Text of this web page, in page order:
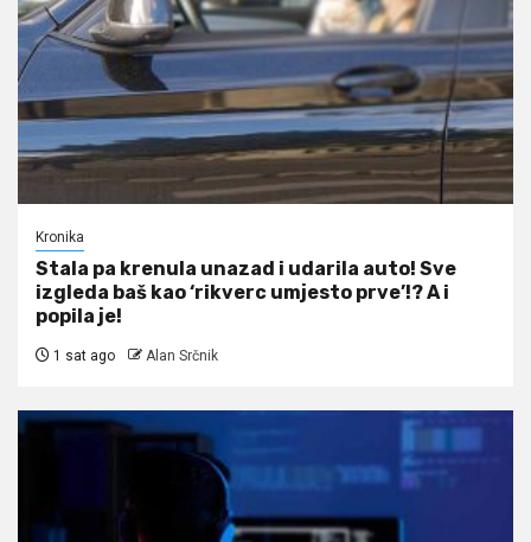
Kronika
Stala pa krenula unazad i udarila auto! Sve
izgleda baš kao ‘rikverc umjesto prve’!? A i
popila je!
1 sat ago Alan Srčnik